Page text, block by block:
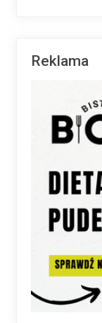
Reklama